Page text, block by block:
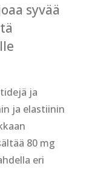
syvää
ja
ja elastiinin
80 mg
eri